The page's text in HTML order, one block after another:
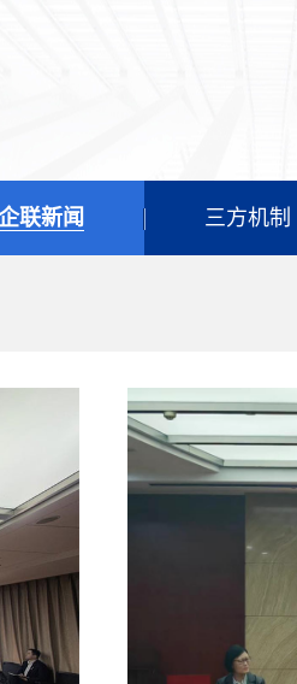
联新闻 三方机制